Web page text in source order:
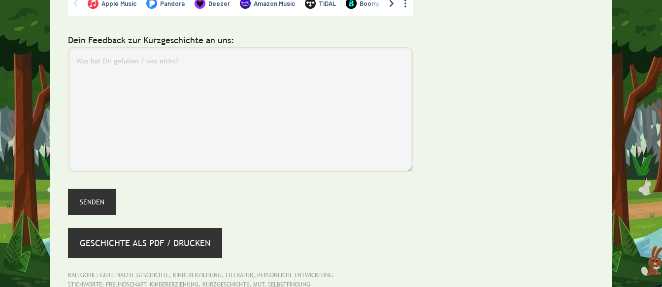
Dein Feedback zur Kurzgeschichte an uns:
GESCHICHTE ALS PDF / DRUCKEN
KATEGORIE: GUTE NACHT GESCHICHTE, KINDERERZIEHUNG, LITERATUR, PERSÖNLICHE ENTWICKLUNG
STICHWORTE: FREUNDSCHAFT, KINDERERZIEHUNG, KURZGESCHICHTE, MUT, SELBSTFINDUNG